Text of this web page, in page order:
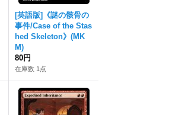
[英語版]《謎の骸骨の
事件/Case of the Stas
hed Skeleton》(MK
M)
80円
在庫数 1点